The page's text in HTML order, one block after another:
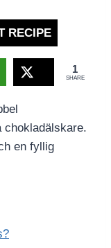
RECIPE
1
SHARE
chokladälskare.
en fyllig